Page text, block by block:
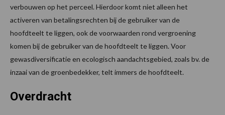
verbouwen op het perceel. Hierdoor komt niet alleen het
activeren van betalingsrechten bij de gebruiker van de
hoofdteelt te liggen, ook de voorwaarden rond vergroening
komen bij de gebruiker van de hoofdteelt te liggen. Voor
gewasdiversificatie en ecologisch aandachtsgebied, zoals bv. de
inzaai van de groenbedekker, telt immers de hoofdteelt.
Overdracht